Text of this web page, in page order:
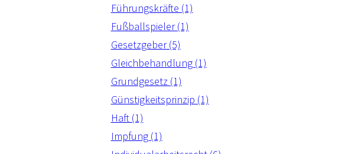
Führungskräfte (1)
Fußballspieler (1)
Gesetzgeber (5)
Gleichbehandlung (1)
Grundgesetz (1)
Günstigkeitsprinzip (1)
Haft (1)
Impfung (1)